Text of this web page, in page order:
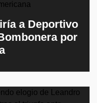
a Deportivo
por